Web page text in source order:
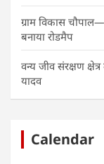
ग्राम विकास
बनाया रोडमैप
वन्य जीव संरक्षण
यादव
Calendar